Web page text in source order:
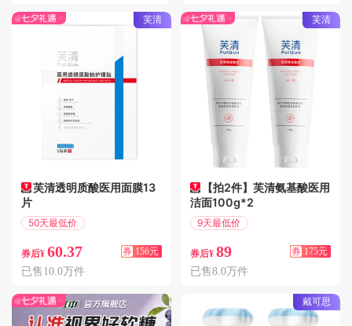
芙清
芙清透明质酸医用面膜13
片
50天最低价
券后¥ 60.37 券 156元
已售10.0万件
芙清
【拍2件】芙清氨基酸医用
洁面100g*2
9天最低价
券后¥ 89 券 175元
已售8.0万件
戴可思